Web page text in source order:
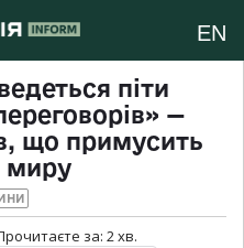
EN
піти
—
що примусить
миру
за: 2хв.